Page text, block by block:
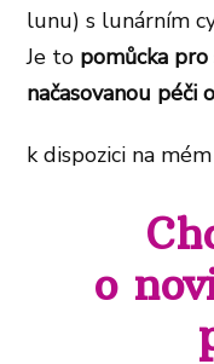
lunu) s lunárním
Je to pomůcka
načasovanou péči
k dispozici na
o